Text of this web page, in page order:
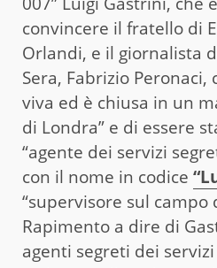
convincere il fratello di
Orlandi, e il giornalista
Sera, Fabrizio Peronaci,
viva ed è chiusa in un
di Londra” e di essere
“agente dei servizi
con il nome in codice
“supervisore sul campo
Rapimento a dire di
agenti segreti dei